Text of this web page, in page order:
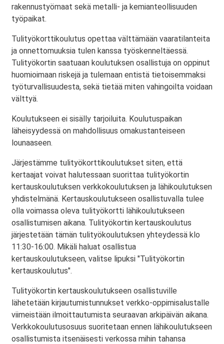
rakennustyömaat sekä metalli- ja kemianteollisuuden
työpaikat.
Tulityökorttikoulutus opettaa välttämään vaaratilanteita
ja onnettomuuksia tulen kanssa työskenneltäessä.
Tulityökortin saatuaan koulutuksen osallistuja on oppinut
huomioimaan riskejä ja tulemaan entistä tietoisemmaksi
työturvallisuudesta, sekä tietää miten vahingoilta voidaan
välttyä.
Koulutukseen ei sisälly tarjoiluita. Koulutuspaikan
läheisyydessä on mahdollisuus omakustanteiseen
lounaaseen.
Järjestämme tulityökorttikoulutukset siten, että
kertaajat voivat halutessaan suorittaa tulityökortin
kertauskoulutuksen verkkokoulutuksen ja lähikoulutuksen
yhdistelmänä. Kertauskoulutukseen osallistuvalla tulee
olla voimassa oleva tulityökortti lähikoulutukseen
osallistumisen aikana. Tulityökortin kertauskoulutus
järjestetään tämän tulityökoulutuksen yhteydessä klo
11:30-16:00. Mikäli haluat osallistua
kertauskoulutukseen, valitse lipuksi "Tulityökortin
kertauskoulutus".
Tulityökortin kertauskoulutukseen osallistuville
lähetetään kirjautumistunnukset verkko-oppimisalustalle
viimeistään ilmoittautumista seuraavan arkipäivän aikana.
Verkkokoulutusosuus suoritetaan ennen lähikoulutukseen
osallistumista itsenäisesti verkossa mihin tahansa